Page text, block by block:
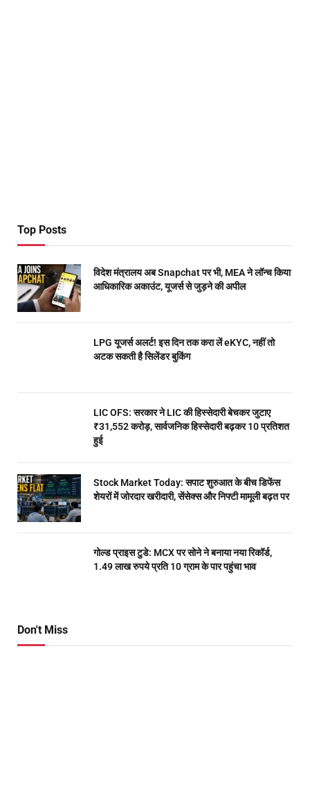
Top Posts
विदेश मंत्रालय अब Snapchat पर भी, MEA ने लॉन्च किया
आधिकारिक अकाउंट, यूजर्स से जुड़ने की अपील
LPG यूजर्स अलर्ट! इस दिन तक करा लें eKYC, नहीं तो
अटक सकती है सिलेंडर बुकिंग
LIC OFS: सरकार ने LIC की हिस्सेदारी बेचकर जुटाए
₹31,552 करोड़, सार्वजनिक हिस्सेदारी बढ़कर 10 प्रतिशत
हुई
Stock Market Today: सपाट शुरुआत के बीच डिफेंस
शेयरों में जोरदार खरीदारी, सेंसेक्स और निफ्टी मामूली बढ़त पर
गोल्ड प्राइस टुडे: MCX पर सोने ने बनाया नया रिकॉर्ड,
1.49 लाख रुपये प्रति 10 ग्राम के पार पहुंचा भाव
Don't Miss